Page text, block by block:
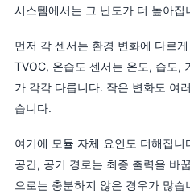
시스템에서는 그 난도가 더 높아집
먼저 각 센서는 환경 변화에 다르
TVOC, 온습도 센서는 온도, 습도,
가 각각 다릅니다. 작은 변화도 여
습니다.
여기에 모듈 자체 요인도 더해집
공간, 공기 경로는 최종 출력을 바
으로는 충분하지 않은 경우가 많